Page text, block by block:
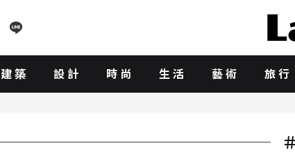
建築 設計 時尚 生活 藝術 旅行